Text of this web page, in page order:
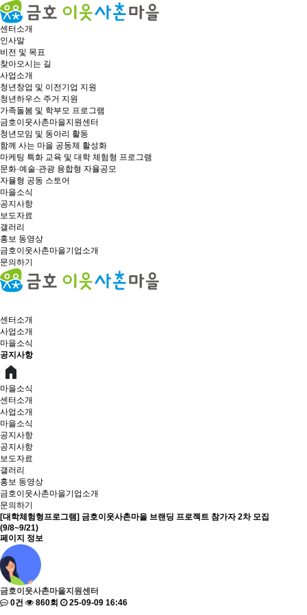
센터소개
인사말
비전 및 목표
찾아오시는 길
사업소개
청년창업 및 이전기업 지원
청년하우스 주거 지원
가족돌봄 및 학부모 프로그램
금호이웃사촌마을지원센터
청년모임 및 동아리 활동
함께 사는 마을 공동체 활성화
마케팅 특화 교육 및 대학 체험형 프로그램
문화·예술·관광 융합형 자율공모
자율형 공동 스토어
마을소식
공지사항
보도자료
갤러리
홍보 동영상
금호이웃사촌마을기업소개
문의하기
센터소개
사업소개
마을소식
공지사항
마을소식
센터소개
사업소개
마을소식
공지사항
공지사항
보도자료
갤러리
홍보 동영상
금호이웃사촌마을기업소개
문의하기
[대학체험형프로그램] 금호이웃사촌마을 브랜딩 프로젝트 참가자 2차 모집
(9/8~9/21)
페이지 정보
금호이웃사촌마을지원센터
0건
860회 25-09-09 16:46